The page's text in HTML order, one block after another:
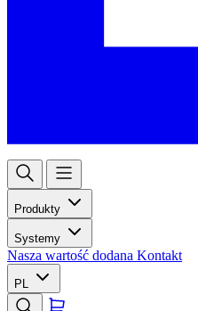
Produkty
Systemy
Nasza wartość dodana Kontakt
PL